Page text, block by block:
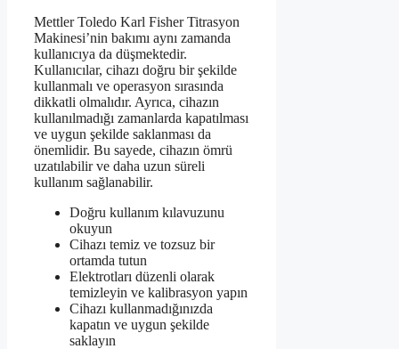
Mettler Toledo Karl Fisher Titrasyon
Makinesi’nin bakımı aynı zamanda
kullanıcıya da düşmektedir.
Kullanıcılar, cihazı doğru bir şekilde
kullanmalı ve operasyon sırasında
dikkatli olmalıdır. Ayrıca, cihazın
kullanılmadığı zamanlarda kapatılması
ve uygun şekilde saklanması da
önemlidir. Bu sayede, cihazın ömrü
uzatılabilir ve daha uzun süreli
kullanım sağlanabilir.
Doğru kullanım kılavuzunu
okuyun
Cihazı temiz ve tozsuz bir
ortamda tutun
Elektrotları düzenli olarak
temizleyin ve kalibrasyon yapın
Cihazı kullanmadığınızda
kapatın ve uygun şekilde
saklayın